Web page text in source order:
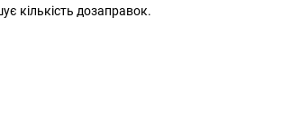
кількість дозаправок.